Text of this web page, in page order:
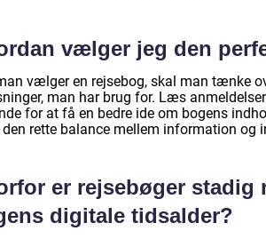
vælger jeg den
vælger en rejsebog, skal man tænke
man har brug for. Læs
for at få en bedre ide om bogens
den rette balance mellem information og
er rejsebøger stadig
digitale tidsalder?